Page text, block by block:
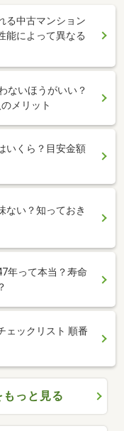
る中古マンション
能によって異なる
ないほうがいい？
メリット
いくら？目安金額
ない？知っておき
年って本当？寿命
ェックリスト 順番
っと見る